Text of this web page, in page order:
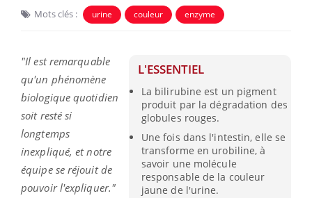
Mots clés : urine couleur enzyme
L'ESSENTIEL
La bilirubine est un pigment
produit par la dégradation des
globules rouges.
Une fois dans l'intestin, elle se
transforme en urobiline, à
savoir une molécule
responsable de la couleur
jaune de l'urine.
"Il est remarquable
qu'un phénomène
biologique quotidien
soit resté si
longtemps
inexpliqué, et notre
équipe se réjouit de
pouvoir l'expliquer."